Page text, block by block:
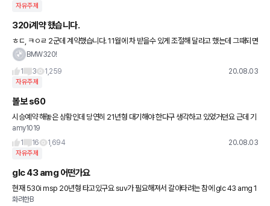
자유주제
320i계약 했습니다.
ㅎㄷ, ㅋㅇㄹ 2군데 계약했습니다. 11월에 차 받을수 있게 조절해 달라고 했는데 그때되면
21MY가 나와서 할인율이 오히려 떨어질 수도 있다고 하더라고요. 20MY가 재고로 있으
BMW320!
1
3 1,259 20.08.03
자유주제
볼보 s60
시승예약 해놓은 상황인데 당연히 21년형 대기해야 한다구 생각하고 있었거던요 근데 기
존 엔진으로 한대 재고가 있다고 연락왔어요 바로 출고 되는데 사시겠냐구,, 딜러사 세군
데 컨택했는데 한군데에서
amy1019
1
16 1,694 20.08.03
자유주제
glc 43 amg 어떤가요
현재 530i msp 20년형 타고있구요 suv가 필요해져서 갈아타려는 참에 glc 43 amg 1
8년형 중고가 눈에 밟히는데 옵션 이런거는 530i가 월등히 좋아서 고민이 되네요 갈아탈
화려한B